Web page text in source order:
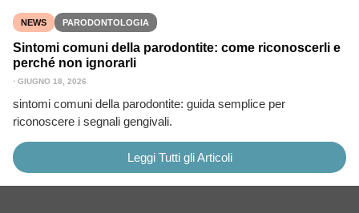
NEWS PARODONTOLOGIA
Sintomi comuni della parodontite: come riconoscerli e
perché non ignorarli
⋅ GIUGNO 18, 2026
sintomi comuni della parodontite: guida semplice per
riconoscere i segnali gengivali.
Leggi Tutti gli Articoli